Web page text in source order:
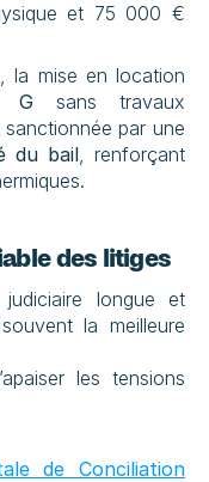
et 75 000 €
, la mise en location
G sans travaux
du bail, renforçant
des litiges
judiciaire longue et
la meilleure
les tensions
de Conciliation